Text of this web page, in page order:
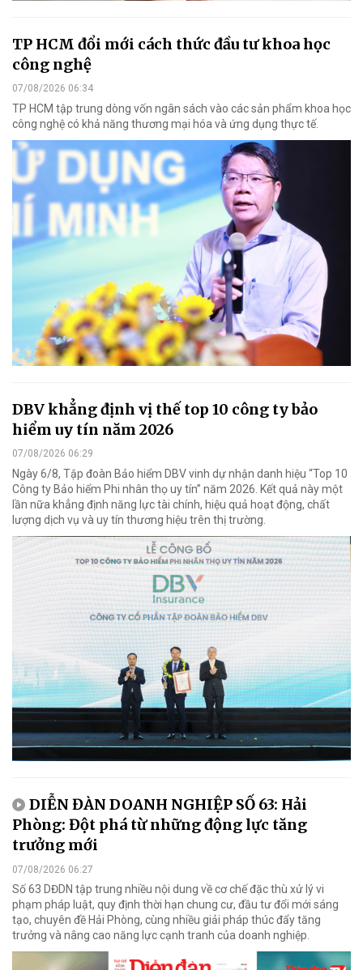
TP HCM đổi mới cách thức đầu tư khoa học
công nghệ
07/08/2026 06:34
TP HCM tập trung dòng vốn ngân sách vào các sản phẩm khoa học
công nghệ có khả năng thương mại hóa và ứng dụng thực tế.
DBV khẳng định vị thế top 10 công ty bảo
hiểm uy tín năm 2026
07/08/2026 06:29
Ngày 6/8, Tập đoàn Bảo hiểm DBV vinh dự nhận danh hiệu “Top 10
Công ty Bảo hiểm Phi nhân thọ uy tín” năm 2026. Kết quả này một
lần nữa khẳng định năng lực tài chính, hiệu quả hoạt động, chất
lượng dịch vụ và uy tín thương hiệu trên thị trường.
DIỄN ĐÀN DOANH NGHIỆP SỐ 63: Hải
Phòng: Đột phá từ những động lực tăng
trưởng mới
07/08/2026 06:27
Số 63 DĐDN tập trung nhiều nội dung về cơ chế đặc thù xử lý vi
phạm pháp luật, quy định thời hạn chung cư, đầu tư đổi mới sáng
tạo, chuyên đề Hải Phòng, cùng nhiều giải pháp thúc đẩy tăng
trưởng và nâng cao năng lực cạnh tranh của doanh nghiệp.